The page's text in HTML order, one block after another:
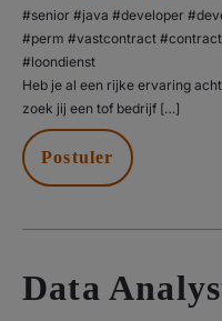
#senior #java #developer
#perm #vastcontract
#loondienst
Heb je al een rijke ervaring
zoek jij een tof bedrijf […]
Postuler
Data